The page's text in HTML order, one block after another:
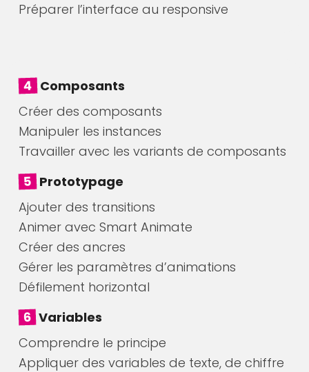
Préparer l’interface au responsive
4 Composants
Créer des composants
Manipuler les instances
Travailler avec les variants de composants
5 Prototypage
Ajouter des transitions
Animer avec Smart Animate
Créer des ancres
Gérer les paramètres d’animations
Défilement horizontal
6 Variables
Comprendre le principe
Appliquer des variables de texte, de chiffre